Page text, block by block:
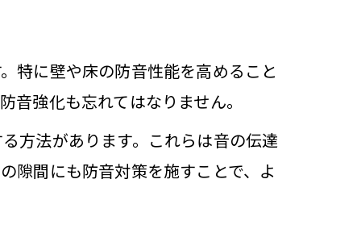
化
特に壁や床の防音性能を高めること
強化も忘れてはなりません。
方法があります。これらは音の伝達
隙間にも防音対策を施すことで、よ